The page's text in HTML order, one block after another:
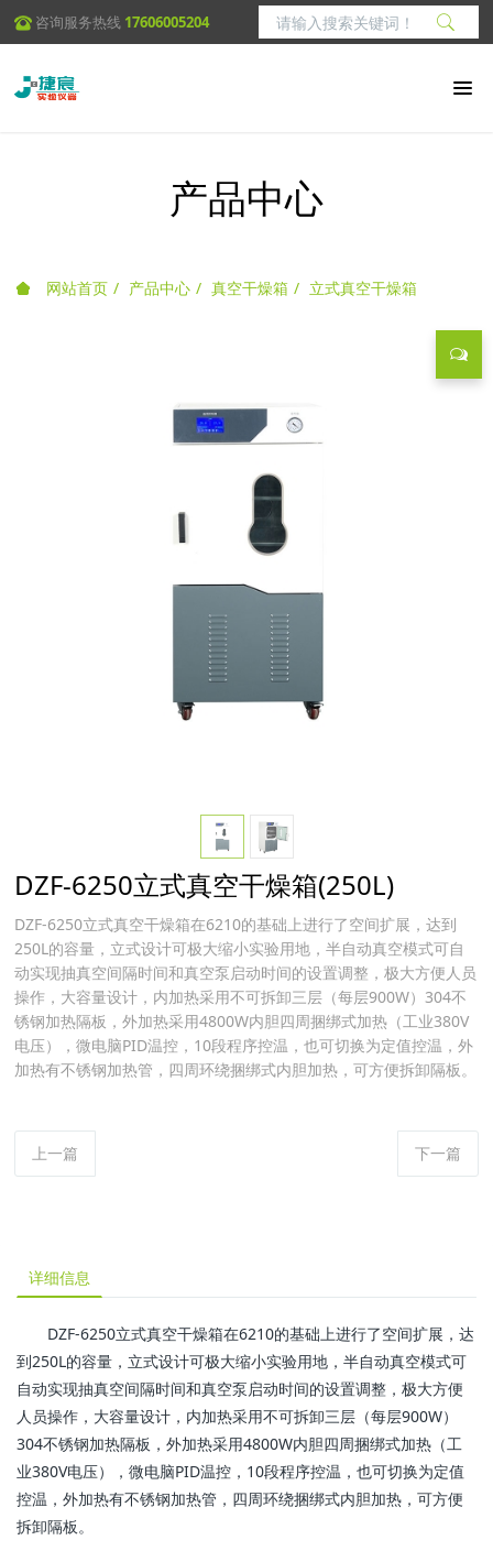
咨询服务热线 17606005204
产品中心
网站首页 产品中心 真空干燥箱 立式真空干燥箱
DZF-6250立式真空干燥箱(250L)
DZF-6250立式真空干燥箱在6210的基础上进行了空间扩展，达到
250L的容量，立式设计可极大缩小实验用地，半自动真空模式可自
动实现抽真空间隔时间和真空泵启动时间的设置调整，极大方便人员
操作，大容量设计，内加热采用不可拆卸三层（每层900W）304不
锈钢加热隔板，外加热采用4800W内胆四周捆绑式加热（工业380V
电压），微电脑PID温控，10段程序控温，也可切换为定值控温，外
加热有不锈钢加热管，四周环绕捆绑式内胆加热，可方便拆卸隔板。
上一篇 下一篇
详细信息
DZF-6250立式真空干燥箱在6210的基础上进行了空间扩展，达
到250L的容量，立式设计可极大缩小实验用地，半自动真空模式可
自动实现抽真空间隔时间和真空泵启动时间的设置调整，极大方便
人员操作，大容量设计，内加热采用不可拆卸三层（每层900W）
304不锈钢加热隔板，外加热采用4800W内胆四周捆绑式加热（工
业380V电压），微电脑PID温控，10段程序控温，也可切换为定值
控温，外加热有不锈钢加热管，四周环绕捆绑式内胆加热，可方便
拆卸隔板。